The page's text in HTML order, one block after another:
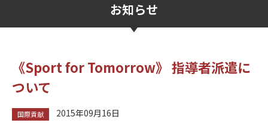
お知らせ
《Sport for Tomorrow》 指導者派遣に
ついて
国際貢献 2015年09月16日